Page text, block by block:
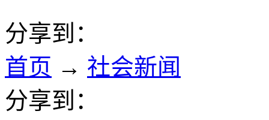
分享到：
首页 → 社会新闻
分享到：